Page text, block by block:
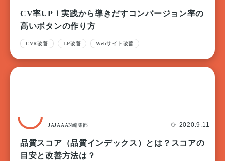
CV率UP！実践から導きだすコンバージョン率の
高いボタンの作り方
CVR改善 LP改善 Webサイト改善
JAJAAAN編集部 2020.9.11
品質スコア（品質インデックス）とは？スコアの
目安と改善方法は？